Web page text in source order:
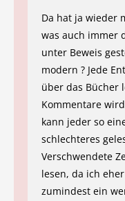
Da hat ja wieder
was auch immer
unter Beweis
modern ? Jede
über das Bücher
Kommentare
kann jeder so
schlechteres
Verschwendete
lesen, da ich
zumindest ein